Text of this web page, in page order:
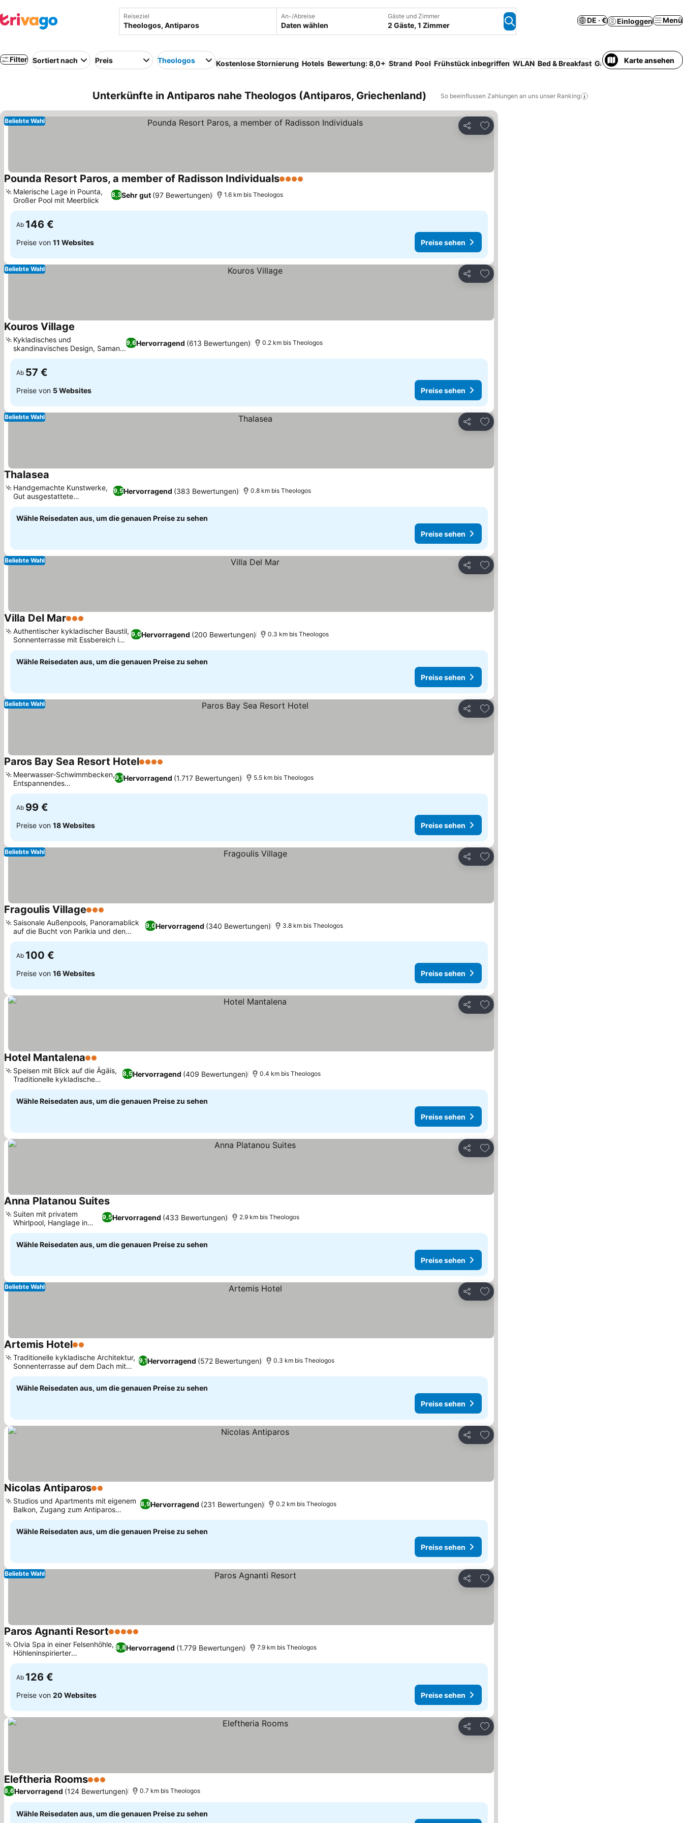
Reiseziel An-/Abreise
Daten wählen
Gäste und Zimmer
2 Gäste, 1 Zimmer
DE · € Einloggen Menü
Filter Sortiert nach Preis Theologos Kostenlose Stornierung Hotels Bewertung: 8,0+ Strand Pool Frühstück inbegriffen WLAN Bed & Breakfast Ganzes Haus/Apartment
Karte ansehen
Unterkünfte in Antiparos nahe Theologos (Antiparos, Griechenland) So beeinflussen Zahlungen an uns unser Ranking
Teilen
Zu Favoriten hinzufügen
Beliebte Wahl
Pounda Resort Paros, a member of Radisson Individuals4 Sterne
8,3Sehr gut (97 Bewertungen)
Malerische Lage in Pounta,
Großer Pool mit Meerblick
1.6 km bis Theologos
Ab 146 €
Preise von 11 Websites Preise sehen
Teilen
Zu Favoriten hinzufügen
Beliebte Wahl
Kouros Village
9,6Hervorragend (613 Bewertungen)
Kykladisches und
skandinavisches Design, Samano
Restaurant und Bar
0.2 km bis Theologos
Ab 57 €
Preise von 5 Websites Preise sehen
Teilen
Zu Favoriten hinzufügen
Beliebte Wahl
Thalasea
9,5Hervorragend (383 Bewertungen)
Handgemachte Kunstwerke,
Gut ausgestattete
Kochnischen
0.8 km bis Theologos
Wähle Reisedaten aus, um die genauen Preise zu sehen
Preise sehen
Teilen
Zu Favoriten hinzufügen
Beliebte Wahl
Villa Del Mar3 Sterne
9,6Hervorragend (200 Bewertungen)
Authentischer kykladischer Baustil,
Sonnenterrasse mit Essbereich im
Freien
0.3 km bis Theologos
Wähle Reisedaten aus, um die genauen Preise zu sehen
Preise sehen
Teilen
Zu Favoriten hinzufügen
Beliebte Wahl
Paros Bay Sea Resort Hotel4 Sterne
9,1Hervorragend (1.717 Bewertungen)
Meerwasser-Schwimmbecken,
Entspannendes
Wellnesscenter
5.5 km bis Theologos
Ab 99 €
Preise von 18 Websites Preise sehen
Teilen
Zu Favoriten hinzufügen
Beliebte Wahl
Fragoulis Village3 Sterne
9,0Hervorragend (340 Bewertungen)
Saisonale Außenpools, Panoramablick
auf die Bucht von Parikia und den
Sonnenuntergang
3.8 km bis Theologos
Ab 100 €
Preise von 16 Websites Preise sehen
Teilen
Zu Favoriten hinzufügen
Hotel Mantalena2 Sterne
8,5Hervorragend (409 Bewertungen)
Speisen mit Blick auf die Ägäis,
Traditionelle kykladische
Architektur
0.4 km bis Theologos
Wähle Reisedaten aus, um die genauen Preise zu sehen
Preise sehen
Teilen
Zu Favoriten hinzufügen
Anna Platanou SuitesPreise sehen
9,5Hervorragend (433 Bewertungen)
Suiten mit privatem
Whirlpool, Hanglage in
Agia Irini
2.9 km bis Theologos
Wähle Reisedaten aus, um die genauen Preise zu sehen
Preise sehen
Teilen
Zu Favoriten hinzufügen
Beliebte Wahl
Artemis Hotel2 Sterne
9,1Hervorragend (572 Bewertungen)
Traditionelle kykladische Architektur,
Sonnenterrasse auf dem Dach mit
Hafenblick
0.3 km bis Theologos
Wähle Reisedaten aus, um die genauen Preise zu sehen
Preise sehen
Teilen
Zu Favoriten hinzufügen
Nicolas Antiparos2 Sterne
8,9Hervorragend (231 Bewertungen)
Studios und Apartments mit eigenem
Balkon, Zugang zum Antiparos
Camping Beach
0.2 km bis Theologos
Wähle Reisedaten aus, um die genauen Preise zu sehen
Preise sehen
Teilen
Zu Favoriten hinzufügen
Beliebte Wahl
Paros Agnanti Resort5 Sterne
8,8Hervorragend (1.779 Bewertungen)
Olvia Spa in einer Felsenhöhle,
Höhleninspirierter
Swimmingpool
7.9 km bis Theologos
Ab 126 €
Preise von 20 Websites Preise sehen
Teilen
Zu Favoriten hinzufügen
Eleftheria Rooms3 SternePreise sehen
8,6Hervorragend (124 Bewertungen) 0.7 km bis Theologos
Wähle Reisedaten aus, um die genauen Preise zu sehen